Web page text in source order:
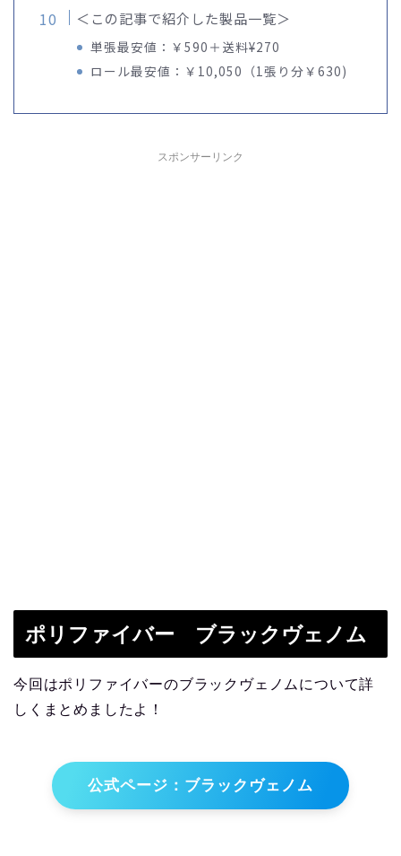
＜この記事で紹介した製品一覧＞
単張最安値：￥590＋送料¥270
ロール最安値：￥10,050（1張り分￥630)
スポンサーリンク
ポリファイバー ブラックヴェノム
今回はポリファイバーのブラックヴェノムについて詳
しくまとめましたよ！
公式ページ：ブラックヴェノム